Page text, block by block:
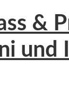
&
und